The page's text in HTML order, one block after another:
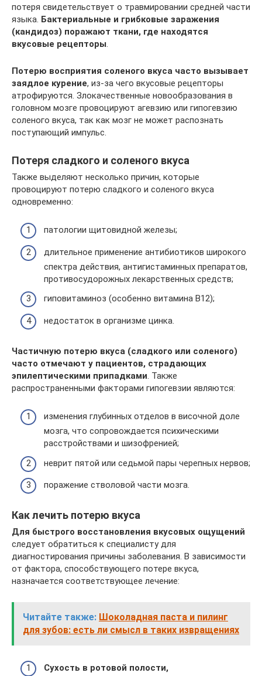
потеря свидетельствует о травмировании средней части
языка. Бактериальные и грибковые заражения
(кандидоз) поражают ткани, где находятся
вкусовые рецепторы
Потерю восприятия соленого вкуса часто вызывает
заядлое курение, из-за чего вкусовые рецепторы
атрофируются. Злокачественные новообразования в
головном мозге провоцируют агевзию или гипогевзию
соленого вкуса, так как мозг не может распознать
поступающий импульс.
Потеря сладкого и соленого вкуса
Также выделяют несколько причин, которые
провоцируют потерю сладкого и соленого вкуса
одновременно:
патологии щитовидной железы;
длительное применение антибиотиков широкого
спектра действия, антигистаминных препаратов,
противосудорожных лекарственных средств;
гиповитаминоз (особенно витамина В12);
недостаток в организме цинка.
Частичную потерю вкуса (сладкого или соленого)
часто отмечают у пациентов, страдающих
эпилептическими припадками . Также
распространенными факторами гипогевзии являются:
изменения глубинных отделов в височной доле
мозга, что сопровождается психическими
расстройствами и шизофренией;
неврит пятой или седьмой пары черепных нервов;
поражение стволовой части мозга.
Как лечить потерю вкуса
Для быстрого восстановления вкусовых ощущений
следует обратиться к специалисту для
диагностирования причины заболевания. В зависимости
от фактора, способствующего потере вкуса,
назначается соответствующее лечение:
Читайте также: Шоколадная паста и пилинг
для зубов: есть ли смысл в таких извращениях
Сухость в ротовой полости,